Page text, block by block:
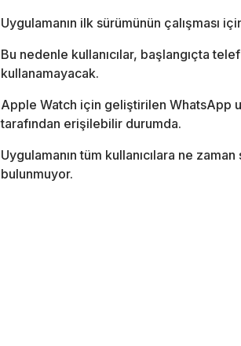
Uygulamanın ilk sürümünün çalışması
Bu nedenle kullanıcılar, başlangıçta
kullanamayacak.
Apple Watch için geliştirilen WhatsApp
tarafından erişilebilir durumda.
Uygulamanın tüm kullanıcılara ne
bulunmuyor.